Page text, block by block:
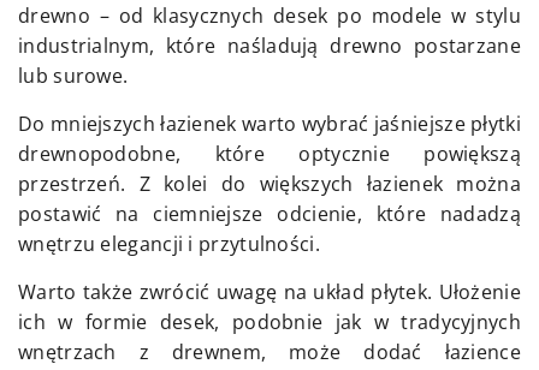
drewno – od klasycznych desek po modele w stylu
industrialnym, które naśladują drewno postarzane
lub surowe.
Do mniejszych łazienek warto wybrać jaśniejsze płytki
drewnopodobne, które optycznie powiększą
przestrzeń. Z kolei do większych łazienek można
postawić na ciemniejsze odcienie, które nadadzą
wnętrzu elegancji i przytulności.
Warto także zwrócić uwagę na układ płytek. Ułożenie
ich w formie desek, podobnie jak w tradycyjnych
wnętrzach z drewnem, może dodać łazience